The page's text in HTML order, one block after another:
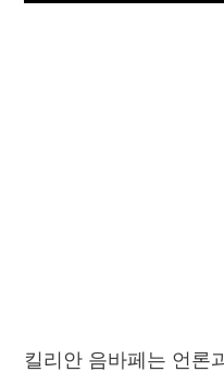
킬리안 음바페는 언론